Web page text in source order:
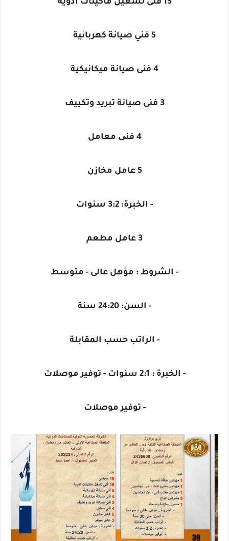
15 فنى تشغيل ماكينات ادوية
5 فني صيانة كهربائية
4 فنى صيانة ميكانيكية
3 فنى صيانة تبريد وتكييف
4 فنی معامل
5 عامل مخازن
- الخبرة: 3:2 سنوات
3 عامل مطعم
- الشروط : مؤهل عالى - متوسط
- السن: 24:20 سنة
- الراتب حسب المقابلة
- الخبرة : 2:1 سنوات - توفير موصلات
- توفير موصلات